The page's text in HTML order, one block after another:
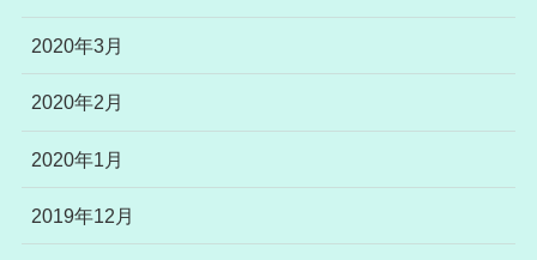
2020年3月
2020年2月
2020年1月
2019年12月